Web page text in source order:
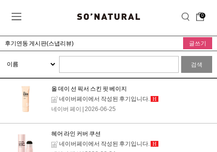
0
후기연동 게시판(스냅리뷰) 글쓰기
검색
올 데이 선 픽서 스킨 핏 베이지
네이버페이에서 작성된 후기입니다. H
네이버 페이 | 2026-06-25
헤어 라인 커버 쿠션
네이버페이에서 작성된 후기입니다. H